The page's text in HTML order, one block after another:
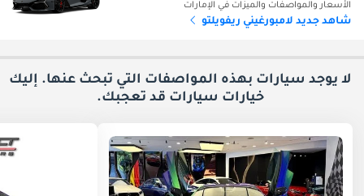
الأسعار والمواصفات والميزات في الإمارات
شاهد جديد لامبورغيني ريفويلتو
لا يوجد سيارات بهذه المواصفات التي تبحث عنها. إليك
خيارات سيارات قد تعجبك.